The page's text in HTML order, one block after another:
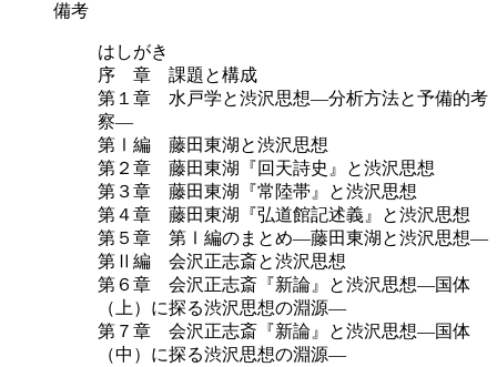
備考
はしがき
序 章 課題と構成
第１章 水戸学と渋沢思想―分析方法と予備的考
察―
第Ⅰ編 藤田東湖と渋沢思想
第２章 藤田東湖『回天詩史』と渋沢思想
第３章 藤田東湖『常陸帯』と渋沢思想
第４章 藤田東湖『弘道館記述義』と渋沢思想
第５章 第Ⅰ編のまとめ―藤田東湖と渋沢思想―
第Ⅱ編 会沢正志斎と渋沢思想
第６章 会沢正志斎『新論』と渋沢思想―国体
（上）に探る渋沢思想の淵源―
第７章 会沢正志斎『新論』と渋沢思想―国体
（中）に探る渋沢思想の淵源―